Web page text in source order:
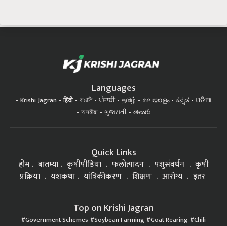
Languages
Krishi Jagran हिंदी বাঙালি ਪੰਜਾਬੀ தமிழ் മലയാളം ಕನ್ನಡ
ଓଡିଆ
অসমীয়া
ગુજરાતી తెలుగు
Quick Links
होम बातम्या कृषीपीडिया फलोत्पादन पशुसंवर्धन
कृषी
प्रक्रिया
यशकथा यांत्रिकीकरण शिक्षण आरोग्य इतर
Top on Krishi Jagran
Government Schemes Soybean Farming Goat Rearing Chili